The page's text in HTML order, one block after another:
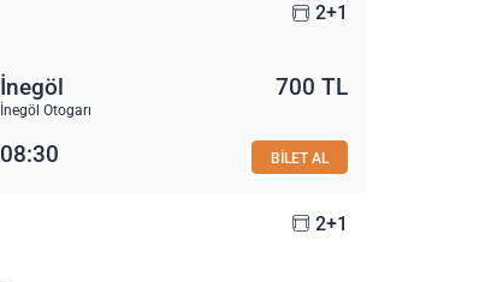
2+1
İnegöl
İnegöl Otogarı
700 TL
08:30 BİLET AL
2+1